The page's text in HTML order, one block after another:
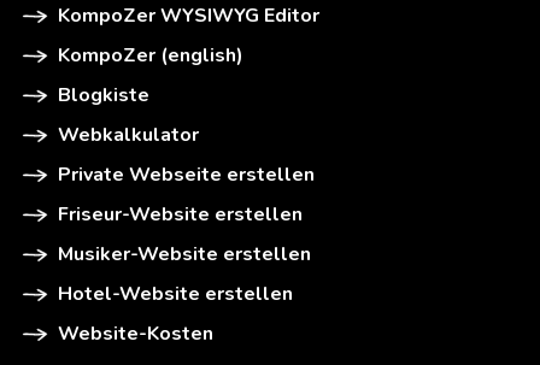
KompoZer WYSIWYG Editor
KompoZer (english)
Blogkiste
Webkalkulator
Private Webseite erstellen
Friseur-Website erstellen
Musiker-Website erstellen
Hotel-Website erstellen
Website-Kosten